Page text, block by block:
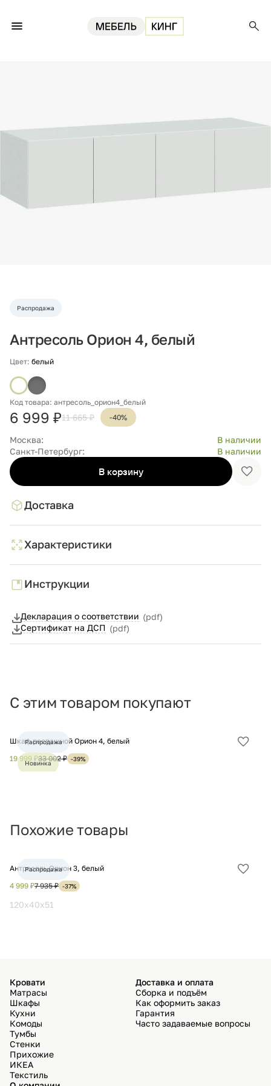
Распродажа
Антресоль Орион 4, белый
Цвет: белый
Код товара: антресоль_орион4_белый
6 999 ₽11 665 ₽ -40%
Москва:
В наличии
Санкт-Петербург:
В наличии
В корзину
Доставка
Характеристики
Инструкции
Декларация о соответствии (pdf)
Сертификат на ДСП (pdf)
С этим товаром покупают
Шкаф распашной Орион 4, белый
19 999 ₽33 002 ₽ -39%
Распродажа
Новинка
Похожие товары
Антресоль Орион 3, белый
4 999 ₽7 935 ₽ -37%
Распродажа
120х40х51
Кровати
Матрасы
Шкафы
Кухни
Комоды
Тумбы
Стенки
Прихожие
ИКЕА
Текстиль
Доставка и оплата
Сборка и подъём
Как оформить заказ
Гарантия
Часто задаваемые вопросы